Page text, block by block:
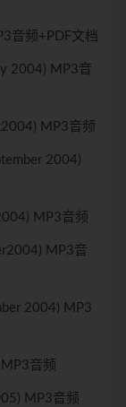
音频+PDF文档
2004) MP3音
MP3音频
2004)
MP3音频
MP3音
2004) MP3
音频
MP3音频